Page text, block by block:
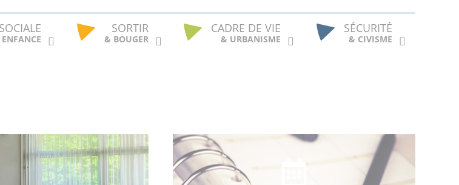
SORTIR
& BOUGER
CADRE DE VIE
& URBANISME
SÉCURITÉ
& CIVISME